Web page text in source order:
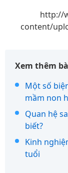
http://
content/
Xem thêm
Một số
mầm non
Quan hệ
biết?
Kinh
tuổi